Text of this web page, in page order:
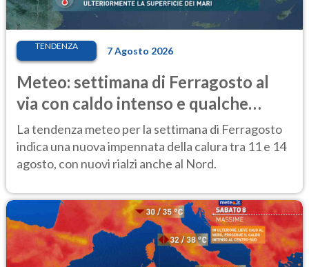
TENDENZA 7 Agosto 2026
Meteo: settimana di Ferragosto al
via con caldo intenso e qualche
temporale
La tendenza meteo per la settimana di Ferragosto
indica una nuova impennata della calura tra 11 e 14
agosto, con nuovi rialzi anche al Nord.